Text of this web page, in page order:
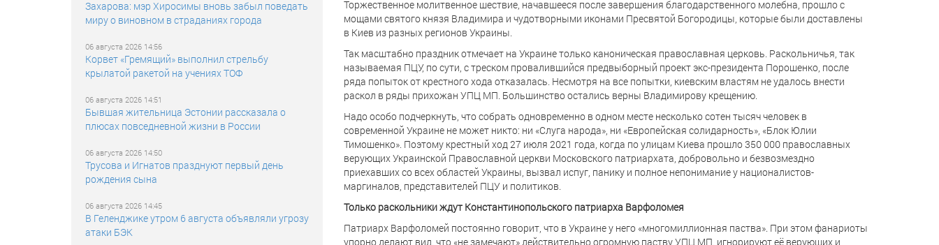
Захарова: мэр Хиросимы вновь забыл поведать
миру о виновном в страданиях города
06 августа 2026 14:56
Корвет «Гремящий» выполнил стрельбу
крылатой ракетой на учениях ТОФ
06 августа 2026 14:51
Бывшая жительница Эстонии рассказала о
плюсах повседневной жизни в России
06 августа 2026 14:50
Трусова и Игнатов празднуют первый день
рождения сына
06 августа 2026 14:45
В Геленджике утром 6 августа объявляли угрозу
атаки БЭК
Торжественное молитвенное шествие, начавшееся после завершения благодарственного молебна, прошло с
мощами святого князя Владимира и чудотворными иконами Пресвятой Богородицы, которые были доставлены
в Киев из разных регионов Украины.
Так масштабно праздник отмечает на Украине только каноническая православная церковь. Раскольничья, так
называемая ПЦУ, по сути, с треском провалившийся предвыборный проект экс-президента Порошенко, после
ряда попыток от крестного хода отказалась. Несмотря на все попытки, киевским властям не удалось внести
раскол в ряды прихожан УПЦ МП. Большинство остались верны Владимирову крещению.
Надо особо подчеркнуть, что собрать одновременно в одном месте несколько сотен тысяч человек в
современной Украине не может никто: ни «Слуга народа», ни «Европейская солидарность», «Блок Юлии
Тимошенко». Поэтому крестный ход 27 июля 2021 года, когда по улицам Киева прошло 350 000 православных
верующих Украинской Православной церкви Московского патриархата, добровольно и безвозмездно
приехавших со всех областей Украины, вызвал испуг, панику и полное непонимание у националистов-
маргиналов, представителей ПЦУ и политиков.
Только раскольники ждут Константинопольского патриарха Варфоломея
Патриарх Варфоломей постоянно говорит, что в Украине у него «многомиллионная паства». При этом фанариоты
упорно делают вид, что «не замечают» действительно огромную паству УПЦ МП, игнорируют её верующих и